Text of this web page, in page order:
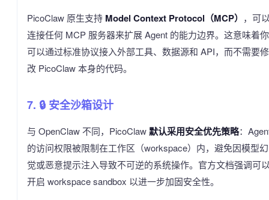
PicoClaw 原生支持 Model Context Protocol（MCP） ，可
连接任何 MCP 服务器来扩展 Agent 的能力边界。这意味着你
可以通过标准协议接入外部工具、数据源和 API，而不需要修
改 PicoClaw 本身的代码。
7. 🔒 安全沙箱设计
与 OpenClaw 不同，PicoClaw 默认采用安全优先策略：
的访问权限被限制在工作区（workspace）内，避免因模型幻
觉或恶意提示注入导致不可逆的系统操作。官方文档强调可
开启 workspace sandbox 以进一步加固安全性。